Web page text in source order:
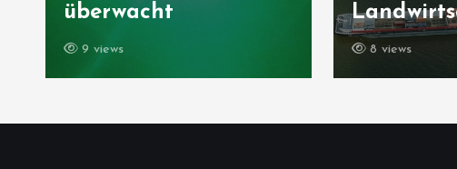
überwacht
9 views 8 views